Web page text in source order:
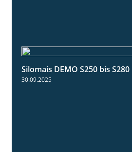
Silomais DEMO S250 bis S280
30.09.2025